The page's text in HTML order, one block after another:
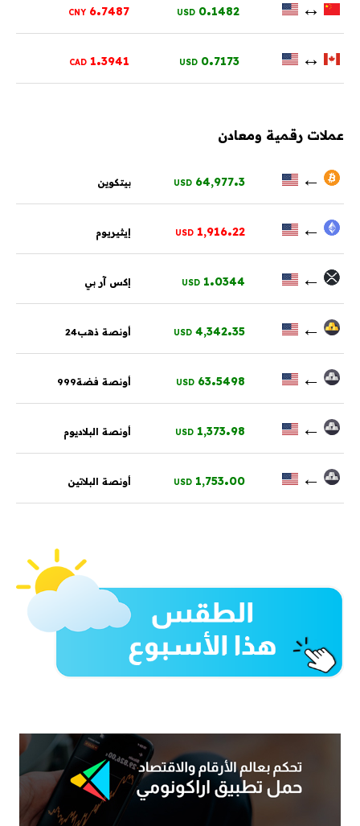
↔
0.1482
USD
6.7487
CNY
↔
0.7173
USD
1.3941
CAD
عملات رقمية ومعادن
←
64,977.3
USD بيتكوين
←
1,916.22
USD إيثيريوم
←
1.0344
USD إكس آر بي
←
4,342.35
USD أونصة ذهب24
←
63.5498
USD أونصة فضة999
←
1,373.98
USD أونصة البلاديوم
←
1,753.00
USD أونصة البلاتين